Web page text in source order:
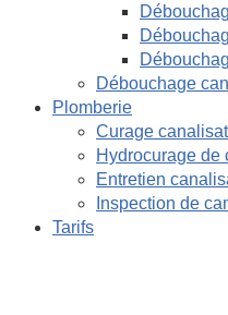
Débouchage
Plomberie
Curage
Hydrocurage de
Entretien
Inspection de
Tarifs